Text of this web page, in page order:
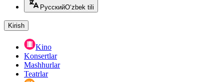
РусскийO‘zbek tili
Kirish
Kino
Konsertlar
Mashhurlar
Teatrlar